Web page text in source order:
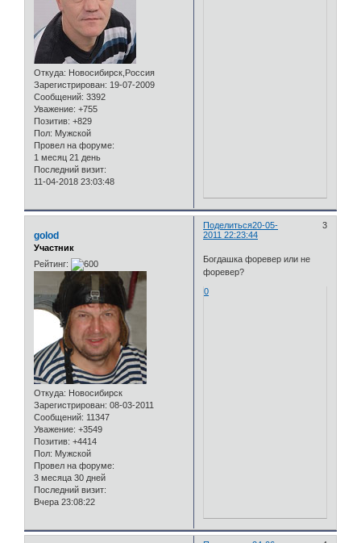
Откуда: Новосибирск,Россия
Зарегистрирован: 19-07-2009
Сообщений: 3392
Уважение: +755
Позитив: +829
Пол: Мужской
Провел на форуме:
1 месяц 21 день
Последний визит:
11-04-2018 23:03:48
Поделиться 3
20-05-
2011 22:23:44
golod
Участник
Рейтинг:
Откуда: Новосибирск
Зарегистрирован: 08-03-2011
Сообщений: 11347
Уважение: +3549
Позитив: +4414
Пол: Мужской
Провел на форуме:
3 месяца 30 дней
Последний визит:
Вчера 23:08:22
Богдашка форевер или не
форевер?
0